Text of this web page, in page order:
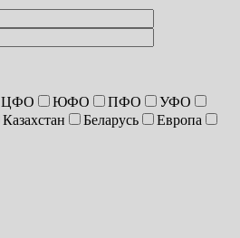
ЦФО ЮФО ПФО
УФО
Казахстан Беларусь
Европа